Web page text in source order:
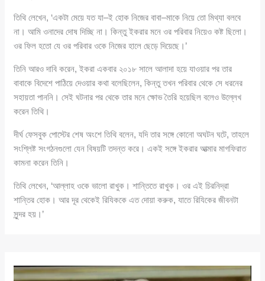
তিথি লেখেন, ‘একটা মেয়ে যত যা–ই হোক নিজের বাবা–মাকে নিয়ে তো মিথ্যা বলবে
না। আমি ওনাদের দোষ দিচ্ছি না। কিন্তু ইকরার মনে ওর পরিবার নিয়েও কষ্ট ছিলো।
ওর ফিল হতো যে ওর পরিবার ওকে নিজের হালে ছেড়ে দিয়েছে।’
তিনি আরও দাবি করেন, ইকরা একবার ২০১৮ সালে আলাদা হয়ে যাওয়ার পর তার
বাবাকে বিদেশে পাঠিয়ে দেওয়ার কথা বলেছিলেন, কিন্তু তখন পরিবার থেকে সে ধরনের
সহায়তা পাননি। সেই ঘটনার পর থেকে তার মনে ক্ষোভ তৈরি হয়েছিল বলেও উল্লেখ
করেন তিথি।
দীর্ঘ ফেসবুক পোস্টের শেষ অংশে তিথি বলেন, যদি তার সঙ্গে কোনো অঘটন ঘটে, তাহলে
সংশ্লিষ্ট সংগঠনগুলো যেন বিষয়টি তদন্ত করে। একই সঙ্গে ইকরার আত্মার মাগফিরাত
কামনা করেন তিনি।
তিথি লেখেন, ‘আল্লাহ ওকে ভালো রাখুক। শান্তিতে রাখুক। ওর এই চিরনিদ্রা
শান্তির হোক। আর দূর থেকেই রিযিককে এত দোয়া করুক, যাতে রিযিকের জীবনটা
সুন্দর হয়।’